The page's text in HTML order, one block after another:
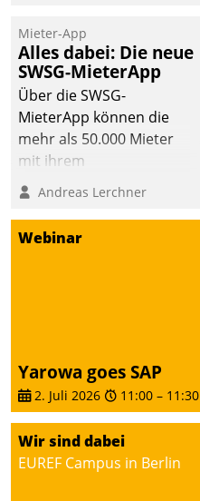
Mieter-App
Alles dabei: Die neue
SWSG-MieterApp
Über die SWSG-
MieterApp können die
mehr als 50.000 Mieter
mit ihrem
Wohnungsunternehmen
kommunizieren, auf dem
Laufenden bleiben, Daten
einsehen und ändern
Andreas Lerchner
Webinar
Yarowa goes SAP
2. Juli 2026 11:00 – 11:30
Wir sind dabei
EUREF Campus in Berlin